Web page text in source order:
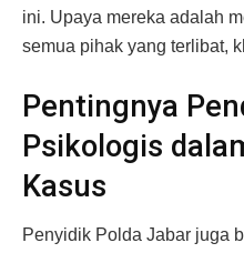
ini. Upaya mereka adalah
semua pihak yang terlibat,
Pentingnya
Psikologis
Kasus
Penyidik Polda Jabar juga